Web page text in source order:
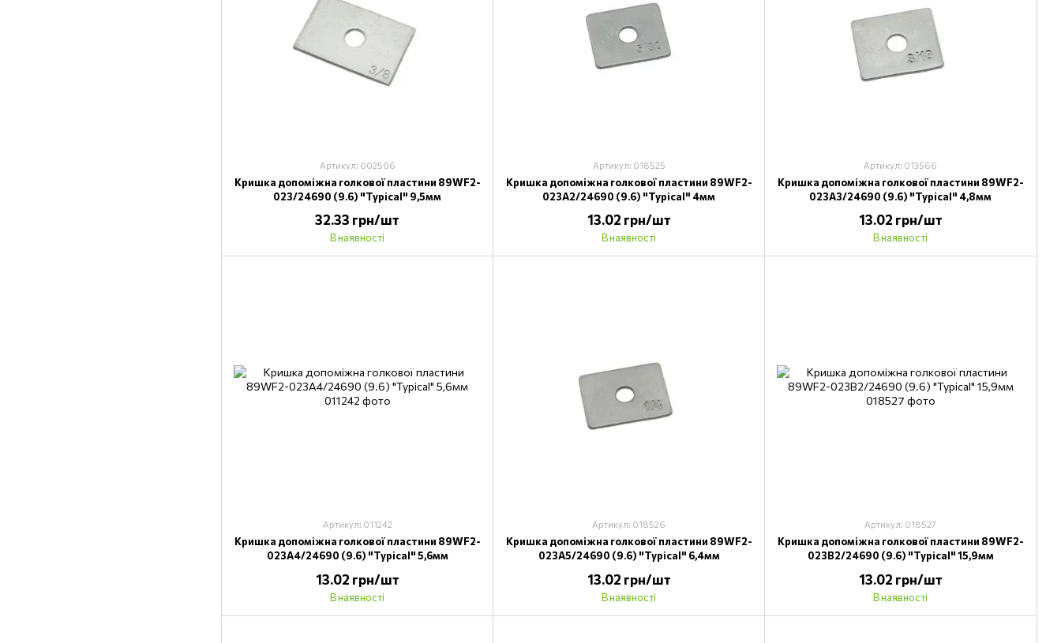
Артикул: 002506
Кришка допоміжна голкової пластини 89WF2-
023/24690 (9.6) "Typical" 9,5мм
32.33 грн/шт
В наявності
Артикул: 018525
Кришка допоміжна голкової пластини 89WF2-
023A2/24690 (9.6) "Typical" 4мм
13.02 грн/шт
В наявності
Артикул: 013566
Кришка допоміжна голкової пластини 89WF2-
023A3/24690 (9.6) "Typical" 4,8мм
13.02 грн/шт
В наявності
Артикул: 011242
Кришка допоміжна голкової пластини 89WF2-
023A4/24690 (9.6) "Typical" 5,6мм
13.02 грн/шт
В наявності
Артикул: 018526
Кришка допоміжна голкової пластини 89WF2-
023A5/24690 (9.6) "Typical" 6,4мм
13.02 грн/шт
В наявності
Артикул: 018527
Кришка допоміжна голкової пластини 89WF2-
023B2/24690 (9.6) "Typical" 15,9мм
13.02 грн/шт
В наявності